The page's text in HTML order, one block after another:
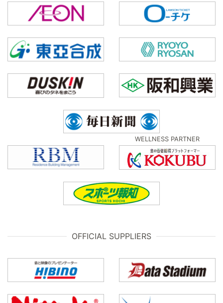
WELLNESS PARTNER
OFFICIAL SUPPLIERS